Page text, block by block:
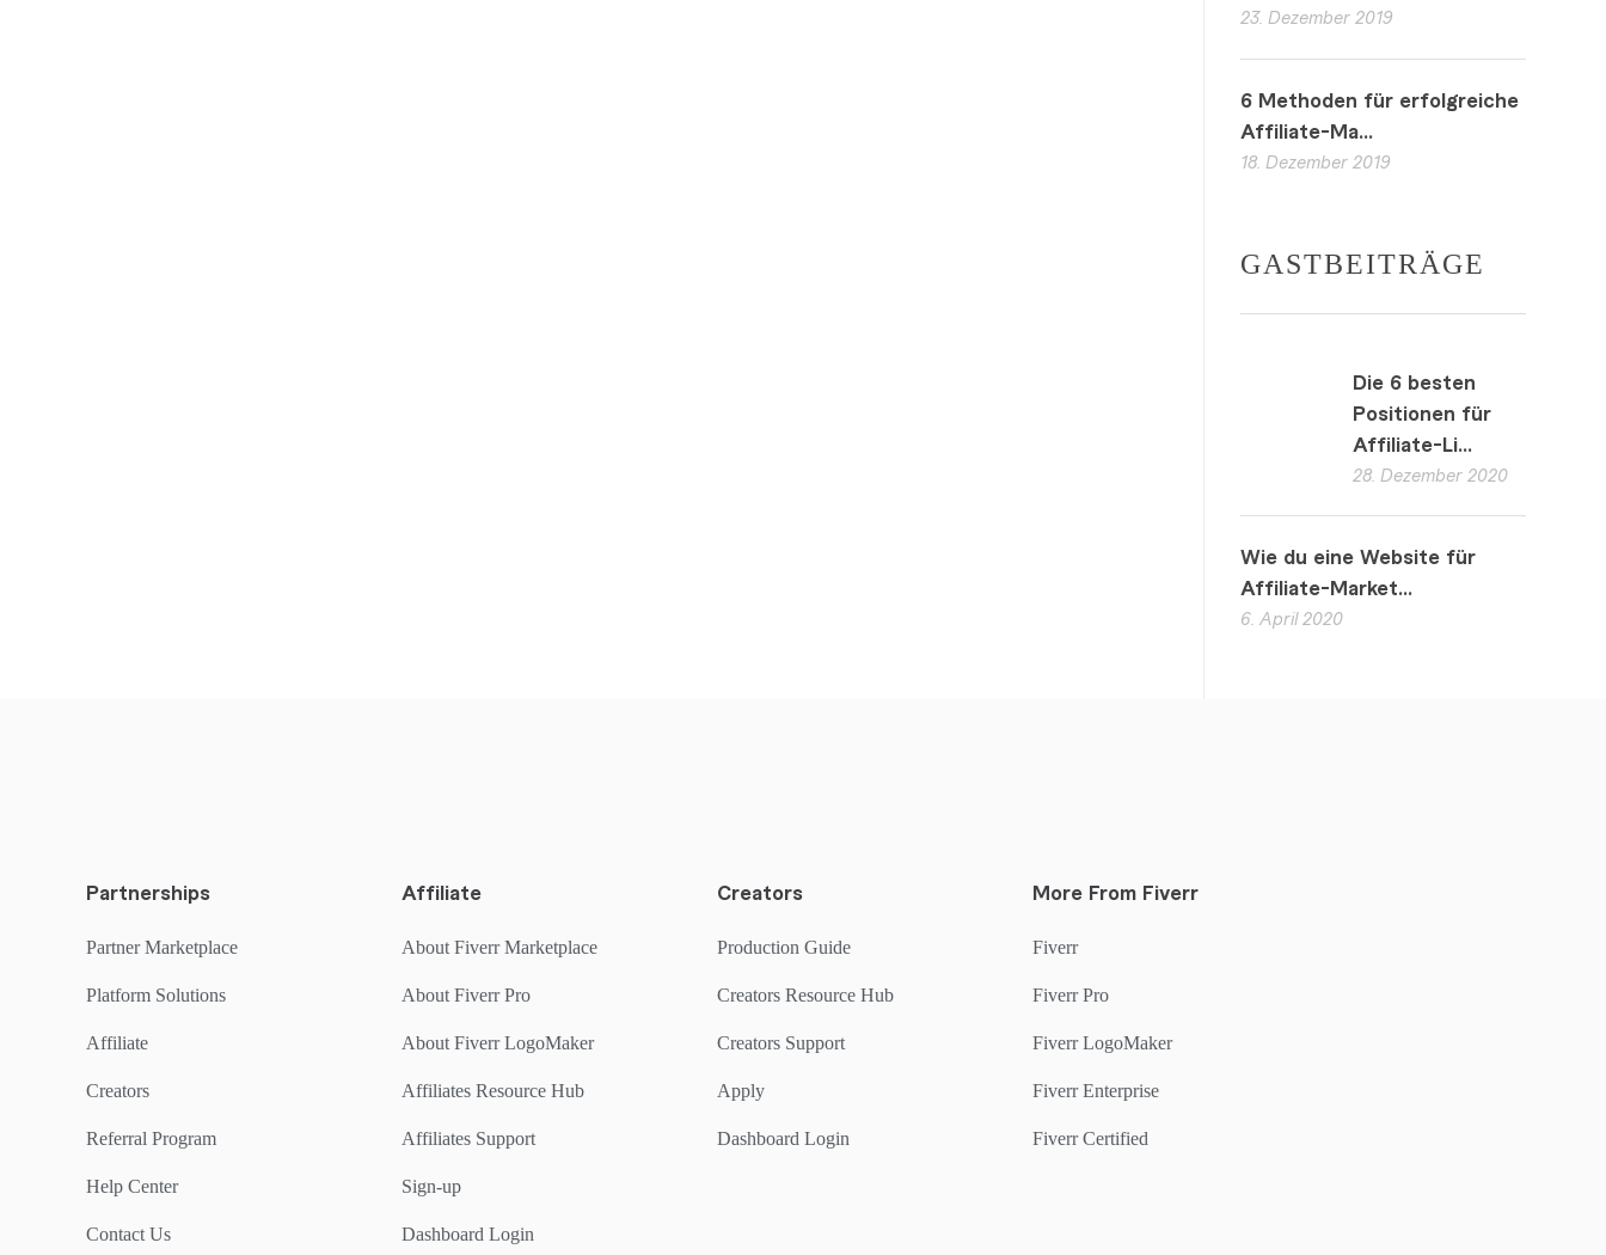
23. Dezember 2019
6 Methoden für erfolgreiche
Affiliate-Ma...
18. Dezember 2019
GASTBEITRÄGE
Die 6 besten
Positionen für
Affiliate-Li...
28. Dezember 2020
Wie du eine Website für
Affiliate-Market...
6. April 2020
Partnerships
Partner Marketplace
Platform Solutions
Affiliate
Creators
Referral Program
Help Center
Contact Us
Affiliate
About Fiverr Marketplace
About Fiverr Pro
About Fiverr LogoMaker
Affiliates Resource Hub
Affiliates Support
Sign-up
Dashboard Login
Creators
Production Guide
Creators Resource Hub
Creators Support
Apply
Dashboard Login
More From Fiverr
Fiverr
Fiverr Pro
Fiverr LogoMaker
Fiverr Enterprise
Fiverr Certified